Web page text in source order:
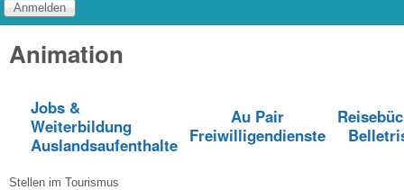
Animation
Jobs &
Weiterbildung
Auslandsaufenthalte
Au Pair
Freiwilligendienste
Stellen im Tourismus